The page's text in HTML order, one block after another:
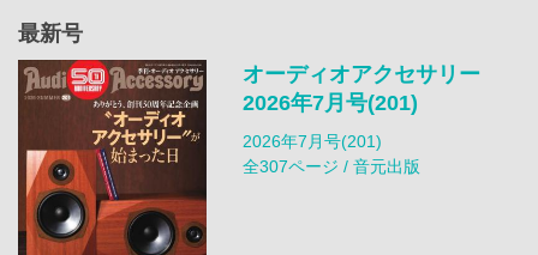
最新号
オーディオアクセサリー
2026年7月号(201)
2026年7月号(201)
全307ページ / 音元出版